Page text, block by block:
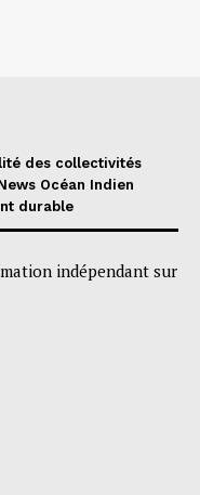
des collectivités
Océan Indien
durable
indépendant sur